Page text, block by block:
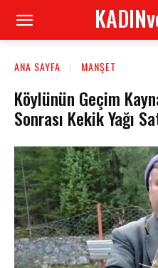
ANA SAYFA MANŞET
Köylünün Geçim
Sonrası Kekik Yağı